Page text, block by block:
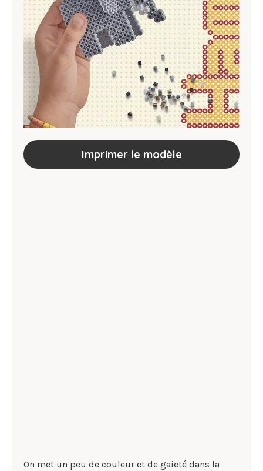
Imprimer le modèle
On met un peu de couleur et de gaieté dans la